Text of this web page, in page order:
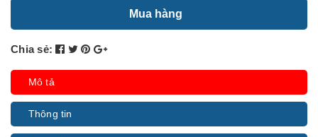
Mua hàng
Chia sẻ:
Mô tả
Thông tin